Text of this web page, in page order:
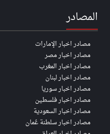
المصادر
مصادر اخبار الإمارات
مصادر اخبار مصر
مصادر اخبار المغرب
مصادر اخبار لبنان
مصادر اخبار سوريا
مصادر اخبار فلسطين
مصادر اخبار السعودية
مصادر اخبار سلطنة عُمان